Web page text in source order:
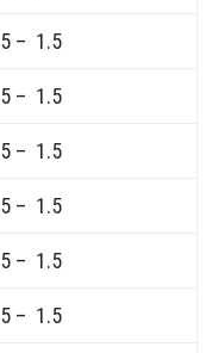
– 1.5
– 1.5
– 1.5
– 1.5
– 1.5
– 1.5